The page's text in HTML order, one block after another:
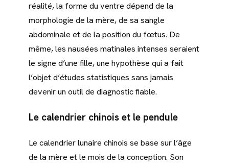
réalité, la forme du ventre dépend de la
morphologie de la mère, de sa sangle
abdominale et de la position du fœtus. De
même, les nausées matinales intenses seraient
le signe d’une fille, une hypothèse qui a fait
l’objet d’études statistiques sans jamais
devenir un outil de diagnostic fiable.
Le calendrier chinois et le pendule
Le calendrier lunaire chinois se base sur l’âge
de la mère et le mois de la conception. Son